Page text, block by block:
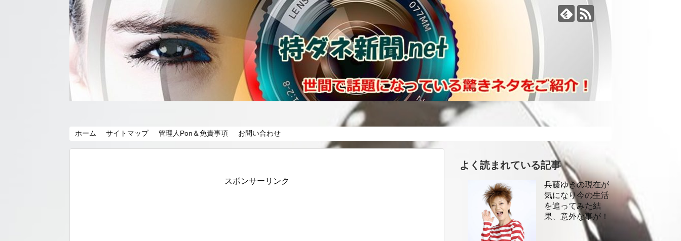
ホーム サイトマップ 管理人Pon＆免責事項 お問い合わせ
スポンサーリンク
よく読まれている記事
兵藤ゆきの現在が
気になり今の生活
を追ってみた結
果、意外な事が！